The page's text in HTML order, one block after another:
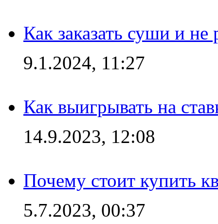
Как заказать суши и не
9.1.2024, 11:27
Как выигрывать на
14.9.2023, 12:08
Почему стоит купить
5.7.2023, 00:37